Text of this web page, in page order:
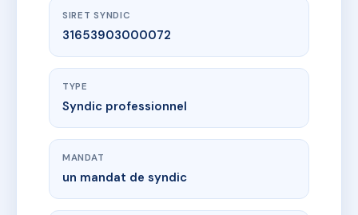
SIRET SYNDIC
31653903000072
TYPE
Syndic professionnel
MANDAT
un mandat de syndic